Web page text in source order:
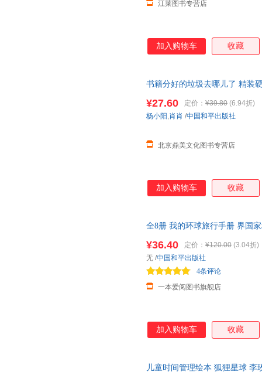
江莱图书专营店
加入购物车 收藏
书籍分好的垃圾去哪儿了 精装
¥27.60 定价： ¥39.80 (6.94折)
北京鼎美文化图书专营店
杨小阳 ,肖肖 /中国和平出版社
加入购物车 收藏
全8册 我的环球旅行手册 界国
¥36.40 定价： ¥120.00 (3.04折)
一本爱阅图书旗舰店
4条评论
无 /中国和平出版社
加入购物车 收藏
儿童时间管理绘本 狐狸星球 李